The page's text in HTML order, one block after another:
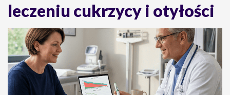
leczeniu cukrzycy i otyłości